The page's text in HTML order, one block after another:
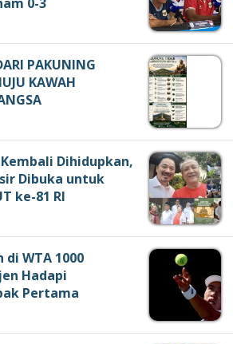
PAKUNING
KAWAH
Dihidupkan,
Dibuka untuk
ke-81 RI
WTA 1000
Hadapi
Pertama